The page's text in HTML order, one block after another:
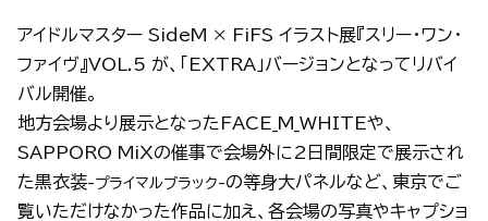
アイドルマスター SideM × FiFS イラスト展『スリー・ワン・
ファイヴ』VOL.5 が、「EXTRA」バージョンとなってリバイ
バル開催。
地方会場より展示となったFACE_M_WHITEや、
SAPPORO MiXの催事で会場外に2日間限定で展示され
た黒衣装-プライマルブラック-の等身大パネルなど、東京でご
覧いただけなかった作品に加え、各会場の写真やキャプショ